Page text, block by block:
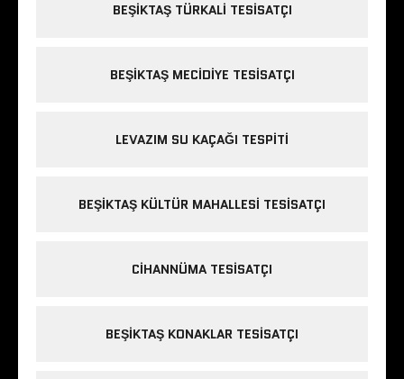
BEŞIKTAŞ TÜRKALI TESISATÇI
BEŞIKTAŞ MECIDIYE TESISATÇI
LEVAZIM SU KAÇAĞI TESPITI
BEŞIKTAŞ KÜLTÜR MAHALLESI TESISATÇI
CIHANNÜMA TESISATÇI
BEŞIKTAŞ KONAKLAR TESISATÇI